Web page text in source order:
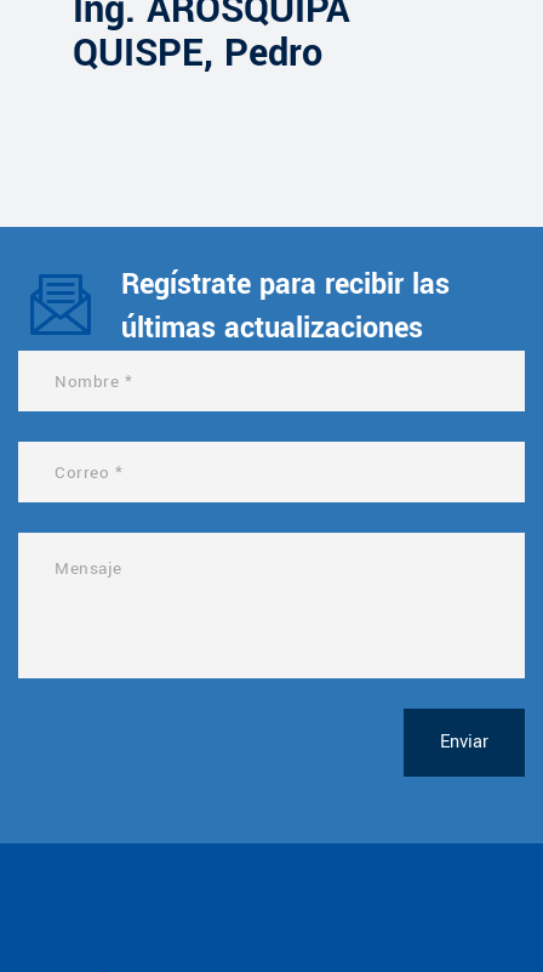
QUISPE, Pedro
Regístrate para recibir las
últimas actualizaciones
Enviar